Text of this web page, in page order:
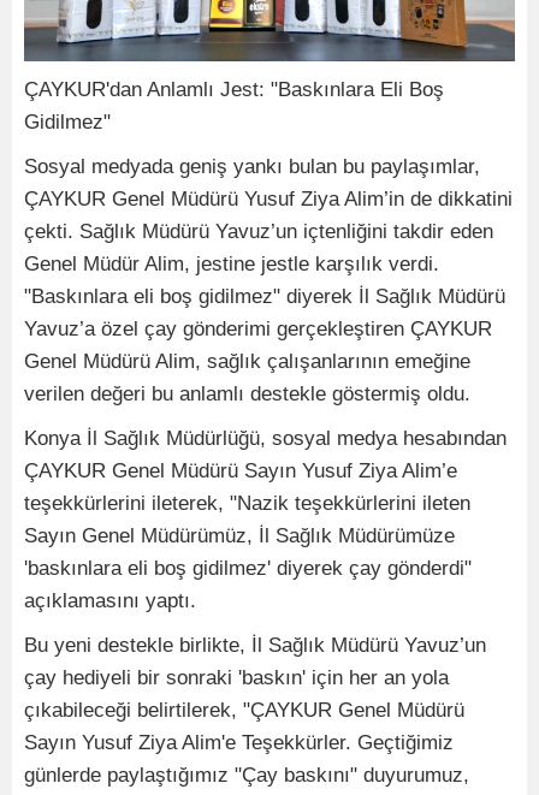
ÇAYKUR'dan Anlamlı Jest: "Baskınlara Eli Boş
Gidilmez"
Sosyal medyada geniş yankı bulan bu paylaşımlar,
ÇAYKUR Genel Müdürü Yusuf Ziya Alim’in de dikkatini
çekti. Sağlık Müdürü Yavuz’un içtenliğini takdir eden
Genel Müdür Alim, jestine jestle karşılık verdi.
"Baskınlara eli boş gidilmez" diyerek İl Sağlık Müdürü
Yavuz’a özel çay gönderimi gerçekleştiren ÇAYKUR
Genel Müdürü Alim, sağlık çalışanlarının emeğine
verilen değeri bu anlamlı destekle göstermiş oldu.
Konya İl Sağlık Müdürlüğü, sosyal medya hesabından
ÇAYKUR Genel Müdürü Sayın Yusuf Ziya Alim’e
teşekkürlerini ileterek, "Nazik teşekkürlerini ileten
Sayın Genel Müdürümüz, İl Sağlık Müdürümüze
'baskınlara eli boş gidilmez' diyerek çay gönderdi"
açıklamasını yaptı.
Bu yeni destekle birlikte, İl Sağlık Müdürü Yavuz’un
çay hediyeli bir sonraki 'baskın' için her an yola
çıkabileceği belirtilerek, "ÇAYKUR Genel Müdürü
Sayın Yusuf Ziya Alim'e Teşekkürler. Geçtiğimiz
günlerde paylaştığımız "Çay baskını" duyurumuz,